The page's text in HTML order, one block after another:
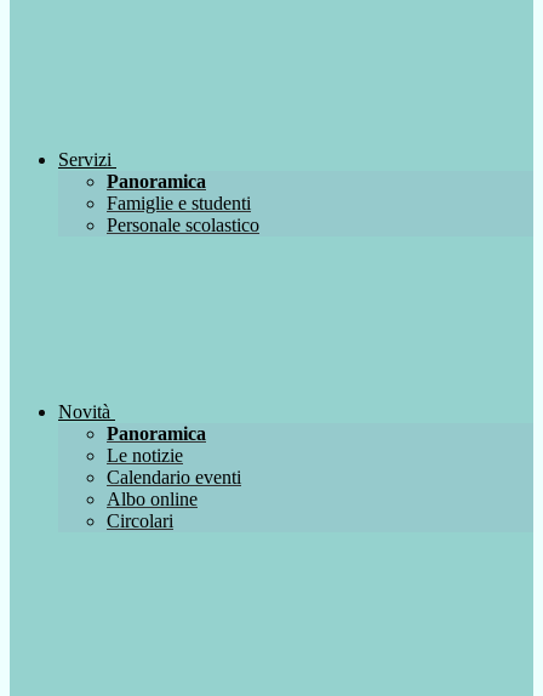
Servizi
Panoramica
Famiglie e studenti
Personale scolastico
Novità
Panoramica
Le notizie
Calendario eventi
Albo online
Circolari